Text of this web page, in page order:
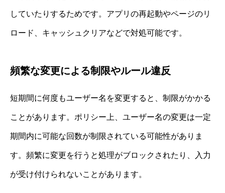
していたりするためです。アプリの再起動やページのリ
ロード、キャッシュクリアなどで対処可能です。
頻繁な変更による制限やルール違反
短期間に何度もユーザー名を変更すると、制限がかかる
ことがあります。ポリシー上、ユーザー名の変更は一定
期間内に可能な回数が制限されている可能性がありま
す。頻繁に変更を行うと処理がブロックされたり、入力
が受け付けられないことがあります。